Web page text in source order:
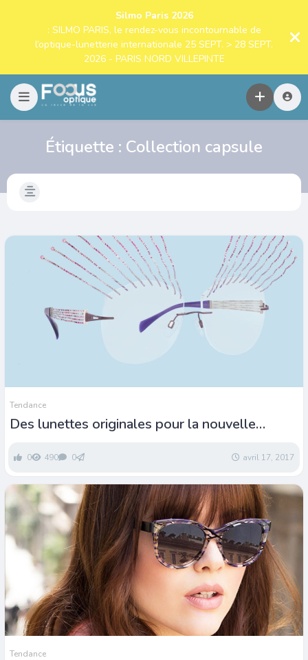
Silmo Paris 2026
: SILMO PARIS, le rendez-vous incontournable de
l’optique-lunetterie internationale 25 SEPT. > 28 SEPT.
2026 - PARIS NORD VILLEPINTE
Étiquette : Collection capsule
Tendance
Des lunettes originales pour la nouvelle
0 490 0 avril 17, 2017
Tendance